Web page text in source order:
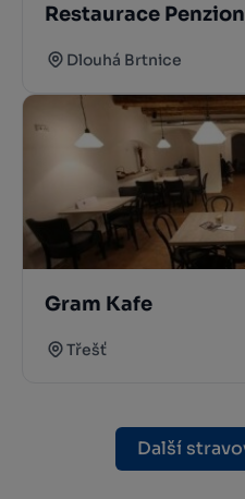
Restaurace
Dlouhá Brtnice
Gram Kafe
Třešť
Další